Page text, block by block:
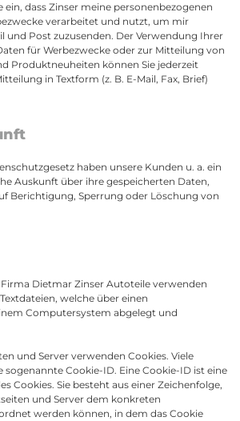
dass Zinser meine personenbezogenen
verarbeitet und nutzt, um mir
und Post zuzusenden. Der Verwendung Ihrer
für Werbezwecke oder zur Mitteilung von
Produktneuheiten können Sie jederzeit
in Textform (z. B. E-Mail, Fax, Brief)
haben unsere Kunden u. a. ein
Auskunft über ihre gespeicherten Daten,
Berichtigung, Sperrung oder Löschung von
Dietmar Zinser Autoteile verwenden
welche über einen
Computersystem abgelegt und
und Server verwenden Cookies. Viele
sogenannte Cookie-ID. Eine Cookie-ID ist eine
Cookies. Sie besteht aus einer Zeichenfolge,
und Server dem konkreten
werden können, in dem das Cookie